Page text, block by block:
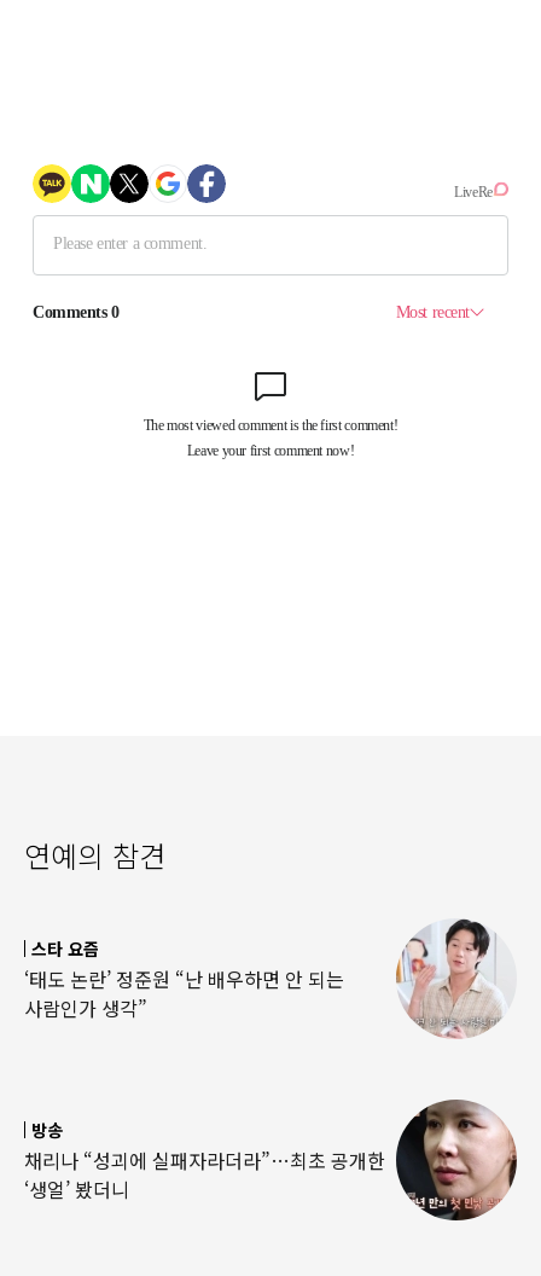
연예의 참견
스타 요즘
‘태도 논란’ 정준원 “난 배우하면 안 되는
사람인가 생각”
방송
채리나 “성괴에 실패자라더라”…최초 공개한
‘생얼’ 봤더니